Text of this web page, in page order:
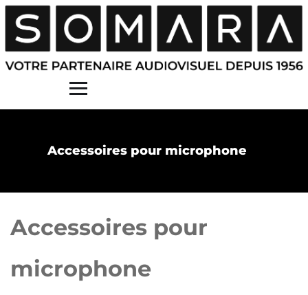
Accessoires pour microphone
Accessoires pour
microphone